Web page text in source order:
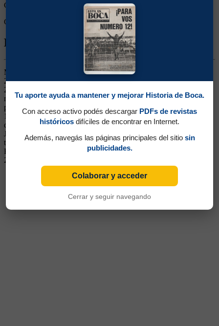
Goles de Boca:
Goles rivales:
Biografía de José María Calvo
Marcador de Punta. Ganó 12 títulos (Aperturas 2000, 2003, 2005 y
2008, Clausura 2006, Libertadores 2001 y 2003, Intercontinental
2003, Sudamericanas 2004 y 2005, Recopas 2005 y 2006), en la
mayoría como integrante del plantel, pero siempre siendo alternativa
para jugar. Surgido de las Inferiores, llegó al club en infantiles en
1992, fue volante por izquierda y luego lateral por ese sector, hasta
que Bianchi lo empezó a utilizar como lateral derecho en Primera.
Jugador ordenado, con buena proyección, se vio opacado por la
titularidad de Ibarra. A comienzos de 2007 se fue al Gimnastic de
España y luego al Recreativo de Huelva. Regresó a mediados del
2008.
Tu aporte ayuda a mantener y mejorar Historia de Boca.
Con acceso activo podés descargar PDFs de revistas
históricos difíciles de encontrar en Internet.
Además, navegás las páginas principales del sitio sin
publicidades.
Colaborar y acceder
Cerrar y seguir navegando